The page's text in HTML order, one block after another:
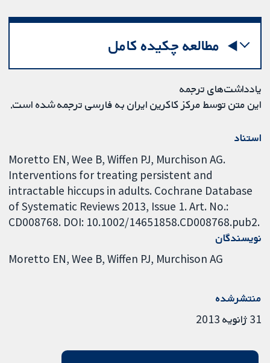
مطالعه چکیده کامل
یادداشت‌های ترجمه
این متن توسط مرکز کاکرین ایران به فارسی ترجمه شده است.
استناد
Moretto EN, Wee B, Wiffen PJ, Murchison AG.
Interventions for treating persistent and
intractable hiccups in adults. Cochrane Database
of Systematic Reviews 2013, Issue 1. Art. No.:
CD008768. DOI: 10.1002/14651858.CD008768.pub2.
نویسندگان
Moretto EN Wee B Wiffen PJ Murchison AG
منتشرشده
31 ژانویه 2013